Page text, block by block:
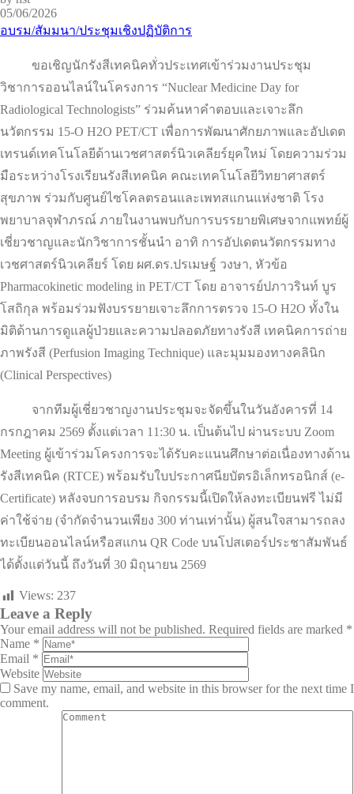
05/06/2026
อบรม/สัมมนา/ประชุมเชิงปฏิบัติการ
ขอเชิญนักรังสีเทคนิคทั่วประเทศเข้าร่วมงานประชุม
วิชาการออนไลน์ในโครงการ “Nuclear Medicine Day for
Radiological Technologists” ร่วมค้นหาคำตอบและเจาะลึก
นวัตกรรม 15-O H2O PET/CT เพื่อการพัฒนาศักยภาพและอัปเดต
เทรนด์เทคโนโลยีด้านเวชศาสตร์นิวเคลียร์ยุคใหม่ โดยความร่วม
มือระหว่างโรงเรียนรังสีเทคนิค คณะเทคโนโลยีวิทยาศาสตร์
สุขภาพ ร่วมกับศูนย์ไซโคลตรอนและเพทสแกนแห่งชาติ โรง
พยาบาลจุฬาภรณ์ ภายในงานพบกับการบรรยายพิเศษจากแพทย์ผู้
เชี่ยวชาญและนักวิชาการชั้นนำ อาทิ การอัปเดตนวัตกรรมทาง
เวชศาสตร์นิวเคลียร์ โดย ผศ.ดร.ปรเมษฐ์ วงษา, หัวข้อ
Pharmacokinetic modeling in PET/CT โดย อาจารย์ปภาวรินท์ บูร
โสถิกุล พร้อมร่วมฟังบรรยายเจาะลึกการตรวจ 15-O H2O ทั้งใน
มิติด้านการดูแลผู้ป่วยและความปลอดภัยทางรังสี เทคนิคการถ่าย
ภาพรังสี (Perfusion Imaging Technique) และมุมมองทางคลินิก
(Clinical Perspectives)
จากทีมผู้เชี่ยวชาญงานประชุมจะจัดขึ้นในวันอังคารที่ 14
กรกฎาคม 2569 ตั้งแต่เวลา 11:30 น. เป็นต้นไป ผ่านระบบ Zoom
Meeting ผู้เข้าร่วมโครงการจะได้รับคะแนนศึกษาต่อเนื่องทางด้าน
รังสีเทคนิค (RTCE) พร้อมรับใบประกาศนียบัตรอิเล็กทรอนิกส์ (e-
Certificate) หลังจบการอบรม กิจกรรมนี้เปิดให้ลงทะเบียนฟรี ไม่มี
ค่าใช้จ่าย (จำกัดจำนวนเพียง 300 ท่านเท่านั้น) ผู้สนใจสามารถลง
ทะเบียนออนไลน์หรือสแกน QR Code บนโปสเตอร์ประชาสัมพันธ์
ได้ตั้งแต่วันนี้ ถึงวันที่ 30 มิถุนายน 2569
Views: 237
Leave a Reply
Your email address will not be published. Required fields are marked *
Name *
Email *
Website
Save my name, email, and website in this browser for the next time I
comment.